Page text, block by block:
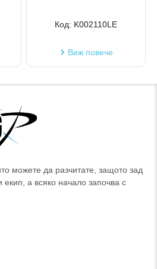
Код: K002110LE
Виж повече
можете да разчитате, защото зад
екип, а всяко начало започва с